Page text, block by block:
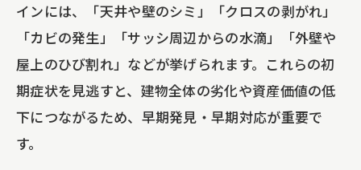
インには、「天井や壁のシミ」「クロスの剥がれ」
「カビの発生」「サッシ周辺からの水滴」「外壁や
屋上のひび割れ」などが挙げられます。これらの初
期症状を見逃すと、建物全体の劣化や資産価値の低
下につながるため、早期発見・早期対応が重要で
す。